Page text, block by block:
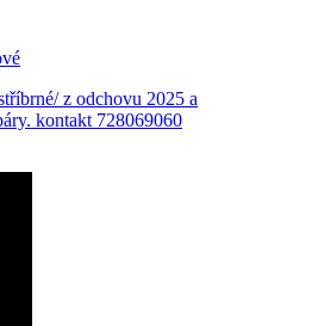
z odchovu 2025 a
kontakt 728069060